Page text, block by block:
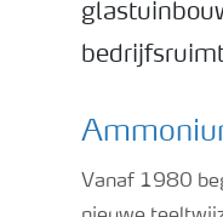
Vanaf 1980